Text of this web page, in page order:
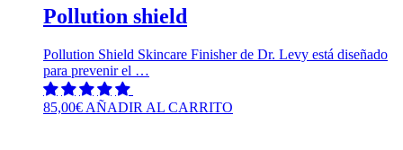
Pollution shield
Pollution Shield Skincare Finisher de Dr. Levy está diseñado
para prevenir el …
85,00€ AÑADIR AL CARRITO